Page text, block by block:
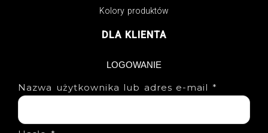
Kolory produktów
DLA KLIENTA
LOGOWANIE
Nazwa użytkownika lub adres e-mail *